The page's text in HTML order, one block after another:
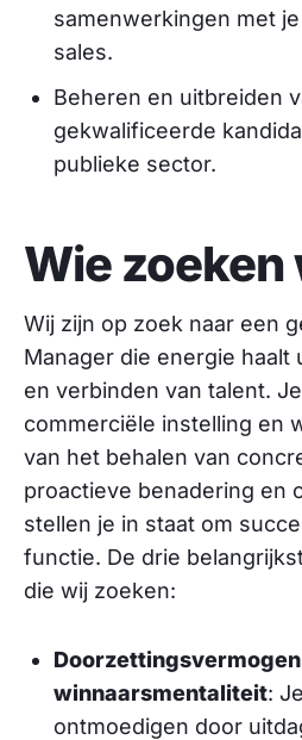
samenwerkingen met
sales.
Beheren en uitbreiden
gekwalificeerde
publieke sector.
Wie zoeken
Wij zijn op zoek naar een
Manager die energie
en verbinden van talent.
commerciële instelling en
van het behalen van
proactieve benadering en
stellen je in staat om
functie. De drie
die wij zoeken:​
Doorzettingsvermogen
winnaarsmentaliteit:
ontmoedigen door